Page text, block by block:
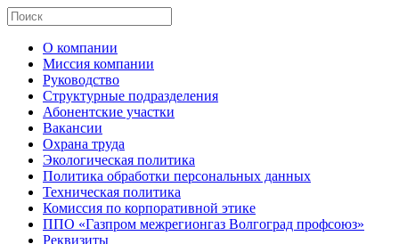
О компании
Миссия компании
Руководство
Структурные подразделения
Абонентские участки
Вакансии
Охрана труда
Экологическая политика
Политика обработки персональных данных
Техническая политика
Комиссия по корпоративной этике
ППО «Газпром межрегионгаз Волгоград профсоюз»
Реквизиты